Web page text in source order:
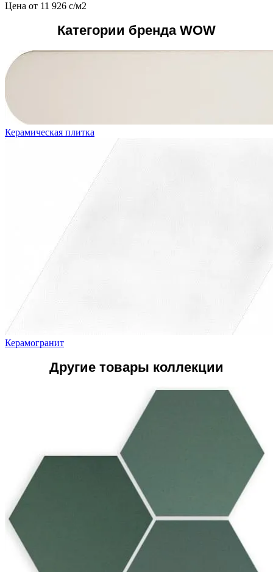
Цена от 11 926 c/м2
Категории бренда WOW
Керамическая плитка
Керамогранит
Другие товары коллекции